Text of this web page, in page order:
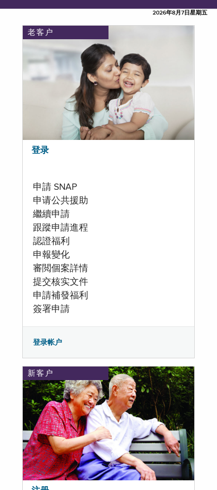
2026年8月7日星期五
老客户
登录
申請 SNAP
申请公共援助
繼續申請
跟蹤申請進程
認證福利
申報變化
審閲個案詳情
提交核实文件
申請補發福利
簽署申請
登录帐户
新客户